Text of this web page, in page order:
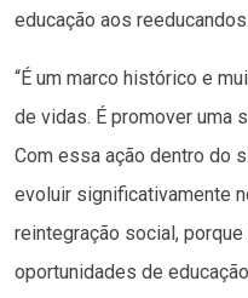
educação aos reeducandos.
“É um marco histórico e
de vidas. É promover uma
Com essa ação dentro do
evoluir significativamente
reintegração social,
oportunidades de